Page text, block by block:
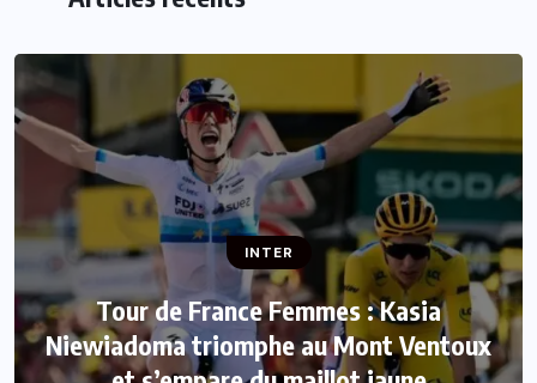
INTER
Tour de France Femmes : Kasia
Niewiadoma triomphe au Mont Ventoux
INTER
Mercato : Le FC Barcelone s’offre Rodri